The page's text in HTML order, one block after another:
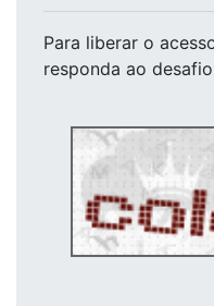
Para liberar o
responda ao